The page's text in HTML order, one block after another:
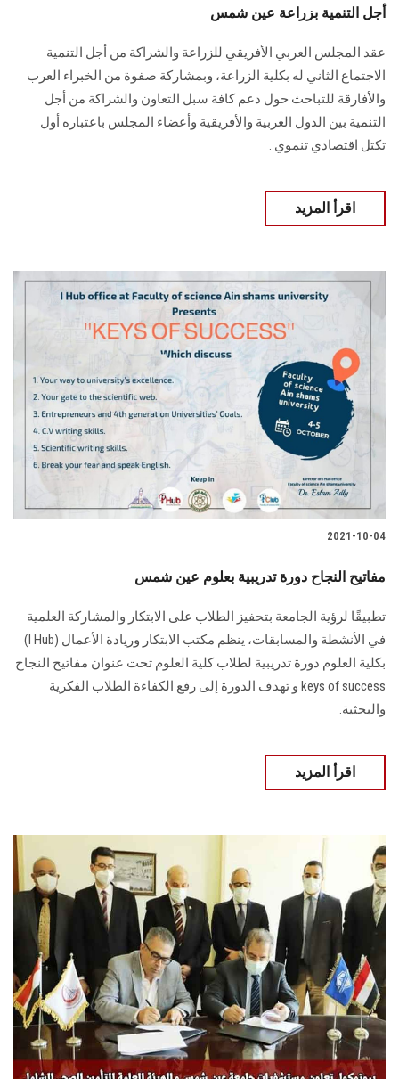
أجل التنمية بزراعة عين شمس
عقد المجلس العربي الأفريقي للزراعة والشراكة من أجل التنمية
الاجتماع الثاني له بكلية الزراعة، وبمشاركة صفوة من الخبراء العرب
والأفارقة للتباحث حول دعم كافة سبل التعاون والشراكة من أجل
التنمية بين الدول العربية والأفريقية وأعضاء المجلس باعتباره أول
تكتل اقتصادي تنموي .
اقرأ المزيد
2021-10-04
مفاتيح النجاح دورة تدريبية بعلوم عين شمس
تطبيقًا لرؤية الجامعة بتحفيز الطلاب على الابتكار والمشاركة العلمية
في الأنشطة والمسابقات، ينظم مكتب الابتكار وريادة الأعمال (I Hub)
بكلية العلوم دورة تدريبية لطلاب كلية العلوم تحت عنوان مفاتيح النجاح
keys of success و تهدف الدورة إلى رفع الكفاءة الطلاب الفكرية
والبحثية.
اقرأ المزيد